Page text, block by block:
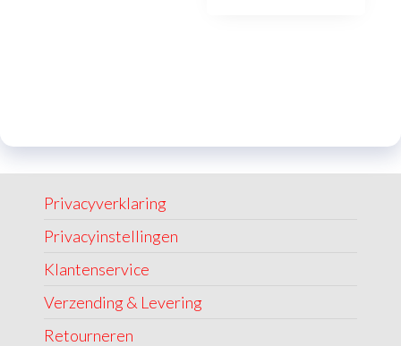
Privacyverklaring
Privacyinstellingen
Klantenservice
Verzending & Levering
Retourneren